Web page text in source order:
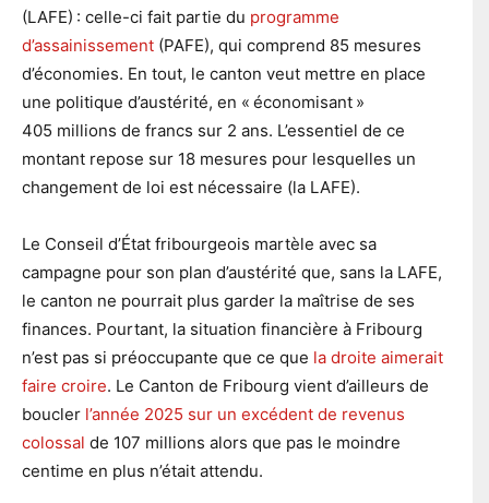
(LAFE) : celle-ci fait partie du programme
d’assainissement (PAFE), qui comprend 85 mesures
d’économies. En tout, le canton veut mettre en place
une politique d’austérité, en « économisant »
405 millions de francs sur 2 ans. L’essentiel de ce
montant repose sur 18 mesures pour lesquelles un
changement de loi est nécessaire (la LAFE).
Le Conseil d’État fribourgeois martèle avec sa
campagne pour son plan d’austérité que, sans la LAFE,
le canton ne pourrait plus garder la maîtrise de ses
finances. Pourtant, la situation financière à Fribourg
n’est pas si préoccupante que ce que la droite aimerait
faire croire. Le Canton de Fribourg vient d’ailleurs de
boucler l’année 2025 sur un excédent de revenus
colossal de 107 millions alors que pas le moindre
centime en plus n’était attendu.